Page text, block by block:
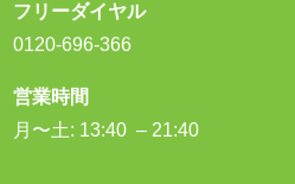
フリーダイヤル
0120-696-366
営業時間
月〜土: 13:40 – 21:40